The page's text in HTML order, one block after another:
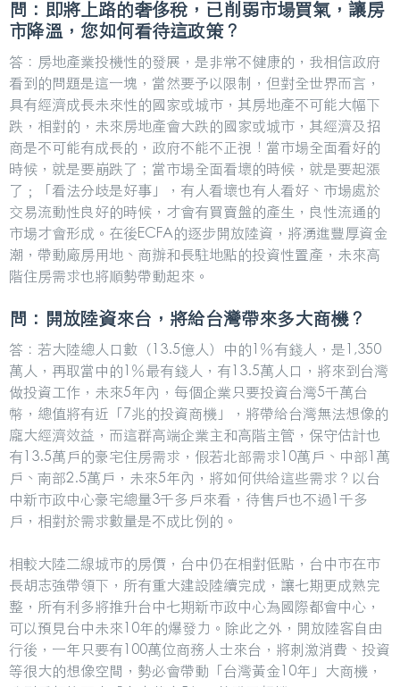
問：即將上路的奢侈稅，已削弱市場買氣，讓房
市降溫，您如何看待這政策？
答：房地產業投機性的發展，是非常不健康的，我相信政府
看到的問題是這一塊，當然要予以限制，但對全世界而言，
具有經濟成長未來性的國家或城市，其房地產不可能大幅下
跌，相對的，未來房地產會大跌的國家或城市，其經濟及招
商是不可能有成長的，政府不能不正視！當市場全面看好的
時候，就是要崩跌了；當市場全面看壞的時候，就是要起漲
了﹔「看法分歧是好事」，有人看壞也有人看好、市場處於
交易流動性良好的時候，才會有買賣盤的產生，良性流通的
市場才會形成。在後ECFA的逐步開放陸資，將湧進豐厚資金
潮，帶動廠房用地、商辦和長駐地點的投資性置產，未來高
階住房需求也將順勢帶動起來。
問：開放陸資來台，將給台灣帶來多大商機？
答：若大陸總人口數（13.5億人）中的1％有錢人，是1,350
萬人，再取當中的1％最有錢人，有13.5萬人口，將來到台灣
做投資工作，未來5年內，每個企業只要投資台灣5千萬台
幣，總值將有近「7兆的投資商機」，將帶給台灣無法想像的
龐大經濟效益，而這群高端企業主和高階主管，保守估計也
有13.5萬戶的豪宅住房需求，假若北部需求10萬戶、中部1萬
戶、南部2.5萬戶，未來5年內，將如何供給這些需求？以台
中新市政中心豪宅總量3千多戶來看，待售戶也不過1千多
戶，相對於需求數量是不成比例的。
相較大陸二線城市的房價，台中仍在相對低點，台中市在市
長胡志強帶領下，所有重大建設陸續完成，讓七期更成熟完
整，所有利多將推升台中七期新市政中心為國際都會中心，
可以預見台中未來10年的爆發力。除此之外，開放陸客自由
行後，一年只要有100萬位商務人士來台，將刺激消費、投資
等很大的想像空間，勢必會帶動「台灣黃金10年」大商機，